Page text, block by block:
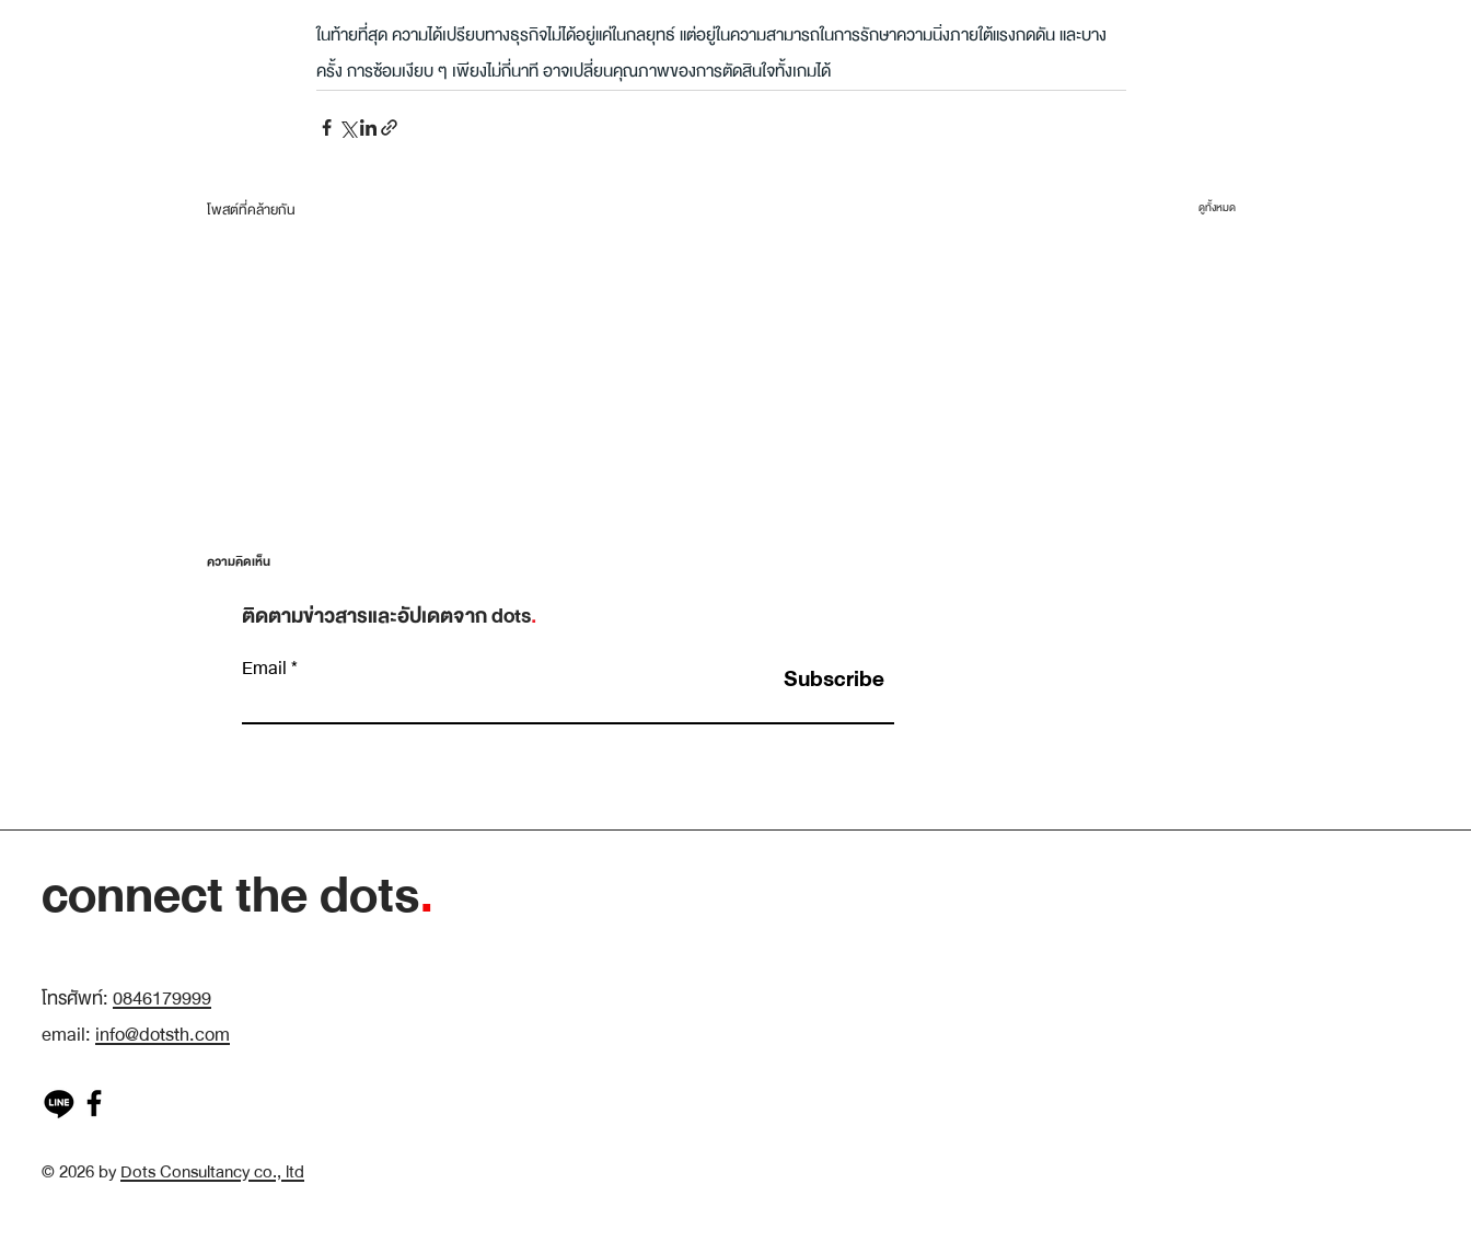
ในท้ายที่สุด ความได้เปรียบทางธุรกิจไม่ได้อยู่แค่ในกลยุทธ์ แต่อยู่ในความสามารถในการรักษาความนิ่งภายใต้แรงกดดัน และบาง
ครั้ง การซ้อมเงียบ ๆ เพียงไม่กี่นาที อาจเปลี่ยนคุณภาพของการตัดสินใจทั้งเกมได้
โพสต์ที่คล้ายกัน ดูทั้งหมด
ความคิดเห็น
เขียนความคิดเห็น…
ติดตามข่าวสารและอัปเดตจาก dots.
Email Subscribe
connect the dots.
โทรศัพท์:0846179999
email:info@dotsth.com
© 2026 byDots Consultancy co., ltd